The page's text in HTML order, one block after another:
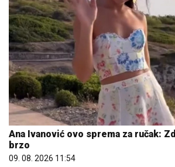
Ana Ivanović ovo sprema za ručak:
brzo
09. 08. 2026 11:54